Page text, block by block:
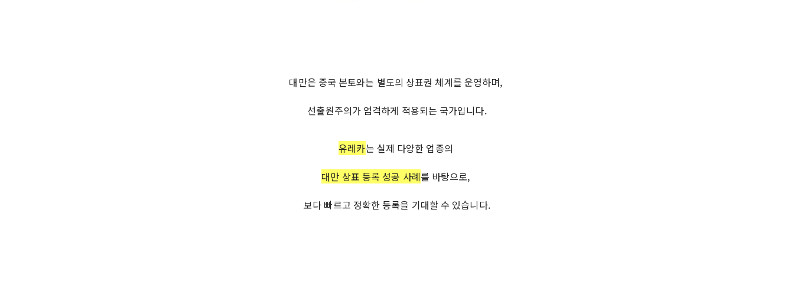
대만은 중국 본토와는 별도의 상표권 체계를 운영하며,
선출원주의가 엄격하게 적용되는 국가입니다.
유레카는 실제 다양한 업종의
대만 상표 등록 성공 사례를 바탕으로,
보다 빠르고 정확한 등록을 기대할 수 있습니다.